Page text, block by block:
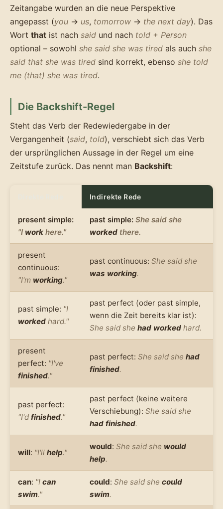
Zeitangabe wurden an die neue Perspektive
angepasst (you → us, tomorrow → the next day). Das
Wort that ist nach said und nach told + Person
optional – sowohl she said she was tired als auch she
said that she was tired sind korrekt, ebenso she told
me (that) she was tired.
Die Backshift-Regel
Steht das Verb der Redewiedergabe in der
Vergangenheit (said, told), verschiebt sich das Verb
der ursprünglichen Aussage in der Regel um eine
Zeitstufe zurück. Das nennt man Backshift:
Indirekte Rede
present simple:
"I work here."
past simple: She said she
worked there.
present
continuous:
"I'm working."
past continuous: She said she
was working.
past simple: "I
worked hard."
past perfect (oder past simple,
wenn die Zeit bereits klar ist):
She said she had worked hard.
present
perfect: "I've
finished."
past perfect: She said she had
finished.
past perfect:
"I'd finished."
past perfect (keine weitere
Verschiebung): She said she
had finished.
will: "I'll help."
would: She said she would
help.
can: "I can
swim."
could: She said she could
swim.